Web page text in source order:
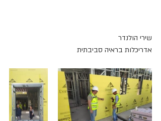
שירי הולנדר
אדריכלות בראיה סביבתית